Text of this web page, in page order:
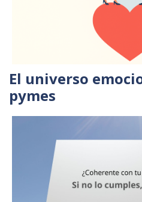
El universo
pymes